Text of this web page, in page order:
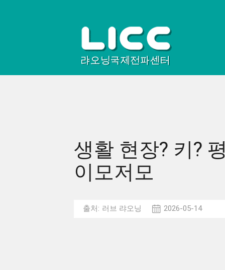
생활 현장? 키?
이모저모
출처: 러브 랴오닝 2026-05-14